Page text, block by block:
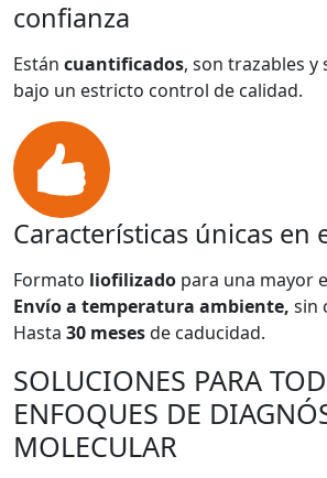
confianza
Están cuantificados, son trazables y
bajo un estricto control de calidad.
Características únicas en
Formato liofilizado para una mayor
Envío a temperatura ambiente, sin
Hasta 30 mesesde caducidad.
SOLUCIONES PARA
ENFOQUES DE
MOLECULAR